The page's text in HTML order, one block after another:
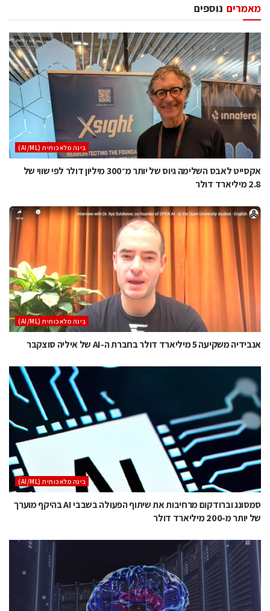
נוספים מאמרים
בינה מלאכותית (AI/ML)
אקסייט לאבס השלימה גיוס של יותר מ־300 מיליון דולר לפי שווי של
2.8 מיליארד דולר
בינה מלאכותית (AI/ML)
אנבידיה משקיעה 5 מיליארד דולר בחברת ה-AI של איליה סוצקבר
בינה מלאכותית (AI/ML)
סמסונג וברודקום מרחיבות את שיתוף הפעולה בשבבי AI בהיקף מוערך
של יותר מ-200 מיליארד דולר